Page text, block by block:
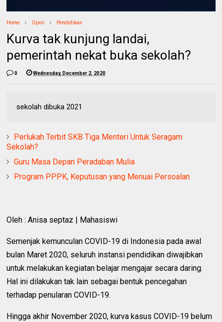
Home Opini Pendidikan
Kurva tak kunjung landai,
pemerintah nekat buka sekolah?
0 Wednesday, December 2, 2020
sekolah dibuka 2021
Perlukah Terbit SKB Tiga Menteri Untuk Seragam
Sekolah?
Guru Masa Depan Peradaban Mulia
Program PPPK, Keputusan yang Menuai Persoalan
Oleh : Anisa septaz | Mahasiswi
Semenjak kemunculan COVID-19 di Indonesia pada awal
bulan Maret 2020, seluruh instansi pendidikan diwajibkan
untuk melakukan kegiatan belajar mengajar secara daring.
Hal ini dilakukan tak lain sebagai bentuk pencegahan
terhadap penularan COVID-19.
Hingga akhir November 2020, kurva kasus COVID-19 belum